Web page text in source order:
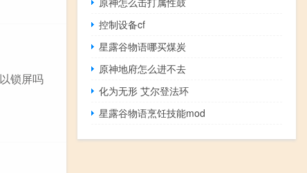
锁屏吗
控制设备cf
星露谷物语哪买煤炭
原神地府怎么进不去
化为无形 艾尔登法环
星露谷物语烹饪技能mod